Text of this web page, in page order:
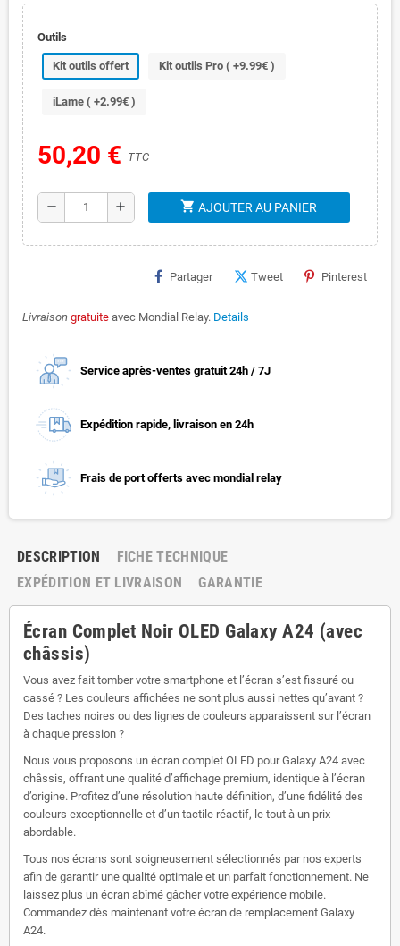
Outils
Kit outils offert Kit outils Pro ( +9.99€ )
iLame ( +2.99€ )
50,20 € TTC
remove add shopping_cart AJOUTER AU PANIER
Partager Tweet Pinterest
Livraison gratuite avec Mondial Relay. Details
Service après-ventes gratuit 24h / 7J
Expédition rapide, livraison en 24h
Frais de port offerts avec mondial relay
DESCRIPTION
FICHE TECHNIQUE
EXPÉDITION ET LIVRAISON
GARANTIE
Écran Complet Noir OLED Galaxy A24 (avec
châssis)
Vous avez fait tomber votre smartphone et l’écran s’est fissuré ou
cassé ? Les couleurs affichées ne sont plus aussi nettes qu’avant ?
Des taches noires ou des lignes de couleurs apparaissent sur l’écran
à chaque pression ?
Nous vous proposons un écran complet OLED pour Galaxy A24 avec
châssis, offrant une qualité d’affichage premium, identique à l’écran
d’origine. Profitez d’une résolution haute définition, d’une fidélité des
couleurs exceptionnelle et d’un tactile réactif, le tout à un prix
abordable.
Tous nos écrans sont soigneusement sélectionnés par nos experts
afin de garantir une qualité optimale et un parfait fonctionnement. Ne
laissez plus un écran abîmé gâcher votre expérience mobile.
Commandez dès maintenant votre écran de remplacement Galaxy
A24.